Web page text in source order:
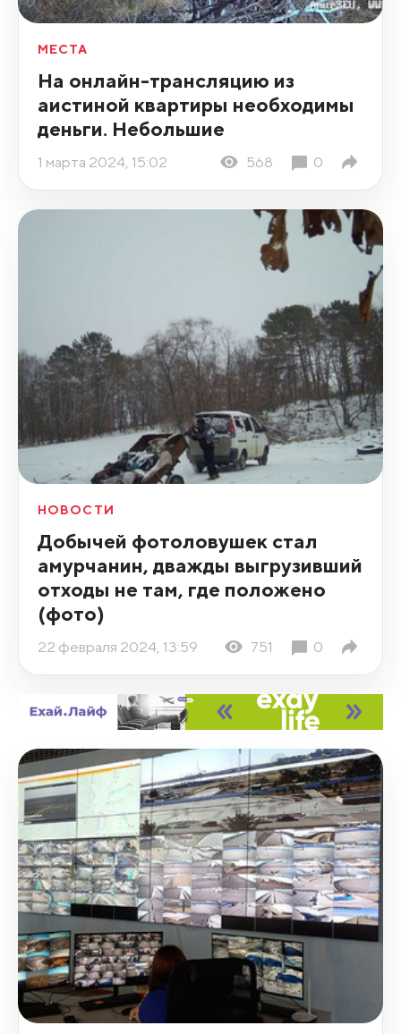
МЕСТА
На онлайн-трансляцию из
аистиной квартиры необходимы
деньги. Небольшие
1 марта 2024, 15:02 568 0
НОВОСТИ
Добычей фотоловушек стал
амурчанин, дважды выгрузивший
отходы не там, где положено
(фото)
22 февраля 2024, 13:59 751 0